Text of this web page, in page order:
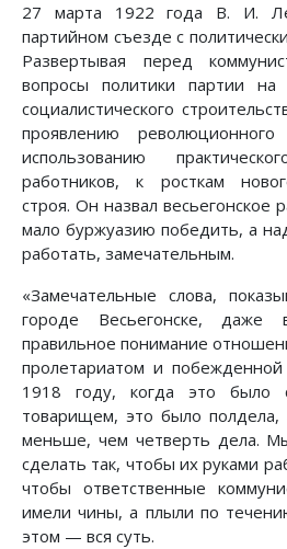
27 марта 1922 года В. И.
партийном съезде с
Развертывая перед
вопросы политики партии на
социалистического
проявлению
использованию
работников, к росткам
строя. Он назвал весьегонское
мало буржуазию победить, а
работать, замечательным.
«Замечательные слова,
городе Весьегонске,
правильное понимание
пролетариатом и
1918 году, когда это было
товарищем, это было
меньше, чем четверть дела.
сделать так, чтобы их руками
чтобы ответственные
имели чины, а плыли по
этом — вся суть.